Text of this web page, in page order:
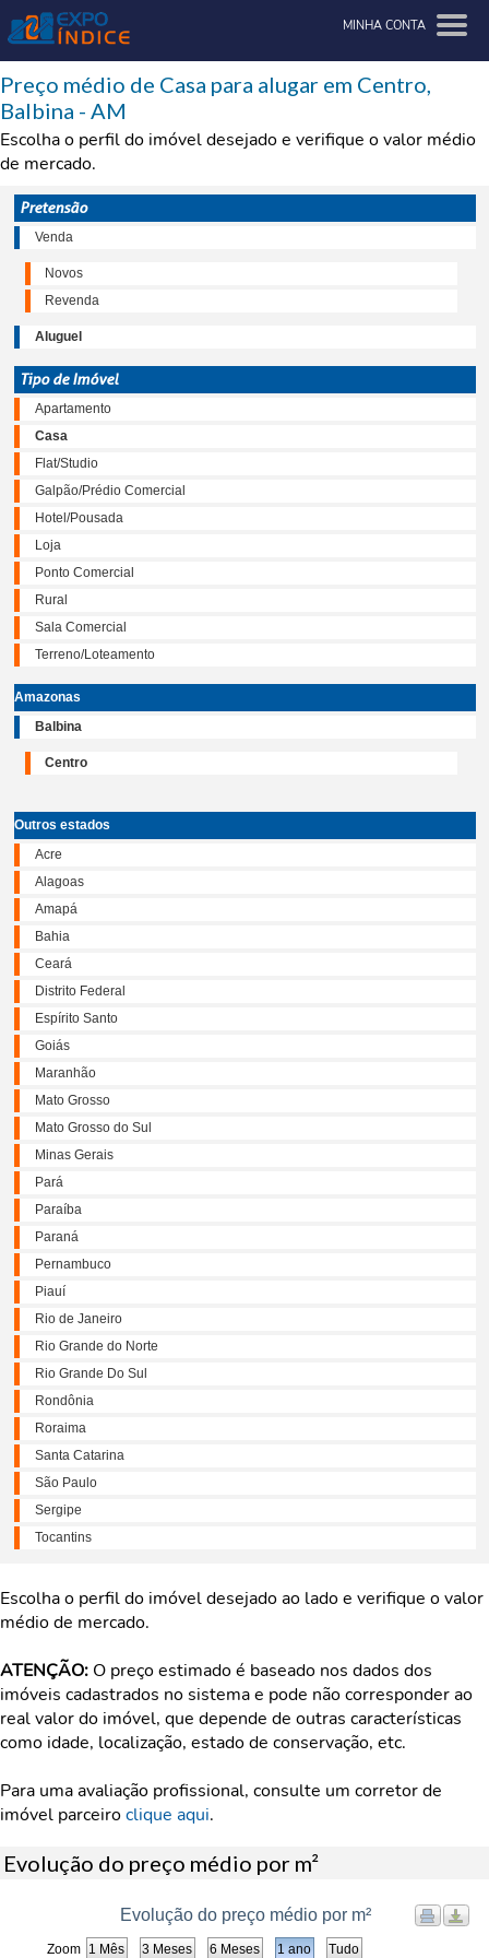
MINHA CONTA
Preço médio de Casa para alugar em Centro,
Balbina - AM
Escolha o perfil do imóvel desejado e verifique o valor médio
de mercado.
Pretensão
Venda
Novos
Revenda
Aluguel
Tipo de Imóvel
Apartamento
Casa
Flat/Studio
Galpão/Prédio Comercial
Hotel/Pousada
Loja
Ponto Comercial
Rural
Sala Comercial
Terreno/Loteamento
Amazonas
Balbina
Centro
Outros estados
Acre
Alagoas
Amapá
Bahia
Ceará
Distrito Federal
Espírito Santo
Goiás
Maranhão
Mato Grosso
Mato Grosso do Sul
Minas Gerais
Pará
Paraíba
Paraná
Pernambuco
Piauí
Rio de Janeiro
Rio Grande do Norte
Rio Grande Do Sul
Rondônia
Roraima
Santa Catarina
São Paulo
Sergipe
Tocantins
Escolha o perfil do imóvel desejado ao lado e verifique o valor
médio de mercado.
ATENÇÃO: O preço estimado é baseado nos dados dos
imóveis cadastrados no sistema e pode não corresponder ao
real valor do imóvel, que depende de outras características
como idade, localização, estado de conservação, etc.
Para uma avaliação profissional, consulte um corretor de
imóvel parceiroclique aqui.
Evolução do preço médio por m²
Zoom
Evolução do preço médio por m²
1 Mês 3 Meses 6 Meses 1 ano Tudo